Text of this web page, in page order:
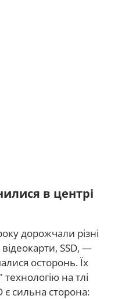
в центрі
дорожчали різні
SSD, —
осторонь. Їх
на тлі
сильна сторона: